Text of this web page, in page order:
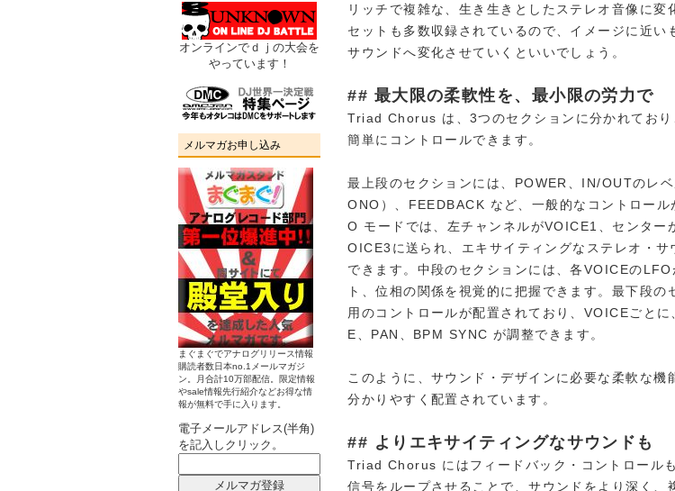
オンラインでｄｊの大会を
やっています！
メルマガお申し込み
まぐまぐでアナログリリース情報
購読者数日本no.1メールマガジ
ン。月合計10万部配信。限定情報
やsale情報先行紹介などお得な情
報が無料で手に入ります。
電子メールアドレス(半角)
を記入しクリック。
リッチで複雑な、生き生きとしたステレオ音像に変
セットも多数収録されているので、イメージに近い
サウンドへ変化させていくといいでしょう。
## 最大限の柔軟性を、最小限の労力で
Triad Chorus は、3つのセクションに分かれており
簡単にコントロールできます。
最上段のセクションには、POWER、IN/OUTのレ
ONO）、FEEDBACK など、一般的なコントロー
O モードでは、左チャンネルがVOICE1、センター
OICE3に送られ、エキサイティングなステレオ・サ
できます。中段のセクションには、各VOICEの
ト、位相の関係を視覚的に把握できます。最下段
用のコントロールが配置されており、VOICEごと
E、PAN、BPM SYNC が調整できます。
このように、サウンド・デザインに必要な柔軟な機
分かりやすく配置されています。
## よりエキサイティングなサウンドも
Triad Chorus にはフィードバック・コントロール
信号をループさせることで、サウンドをより深く、